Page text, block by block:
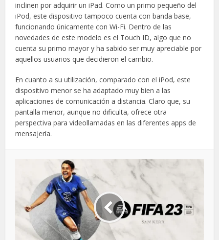
inclinen por adquirir un iPad. Como un primo pequeño del
iPod, este dispositivo tampoco cuenta con banda base,
funcionando únicamente con Wi-Fi. Dentro de las
novedades de este modelo es el Touch ID, algo que no
cuenta su primo mayor y ha sabido ser muy apreciable por
aquellos usuarios que decidieron el cambio.
En cuanto a su utilización, comparado con el iPod, este
dispositivo menor se ha adaptado muy bien a las
aplicaciones de comunicación a distancia. Claro que, su
pantalla menor, aunque no dificulta, ofrece otra
perspectiva para videollamadas en las diferentes apps de
mensajería.